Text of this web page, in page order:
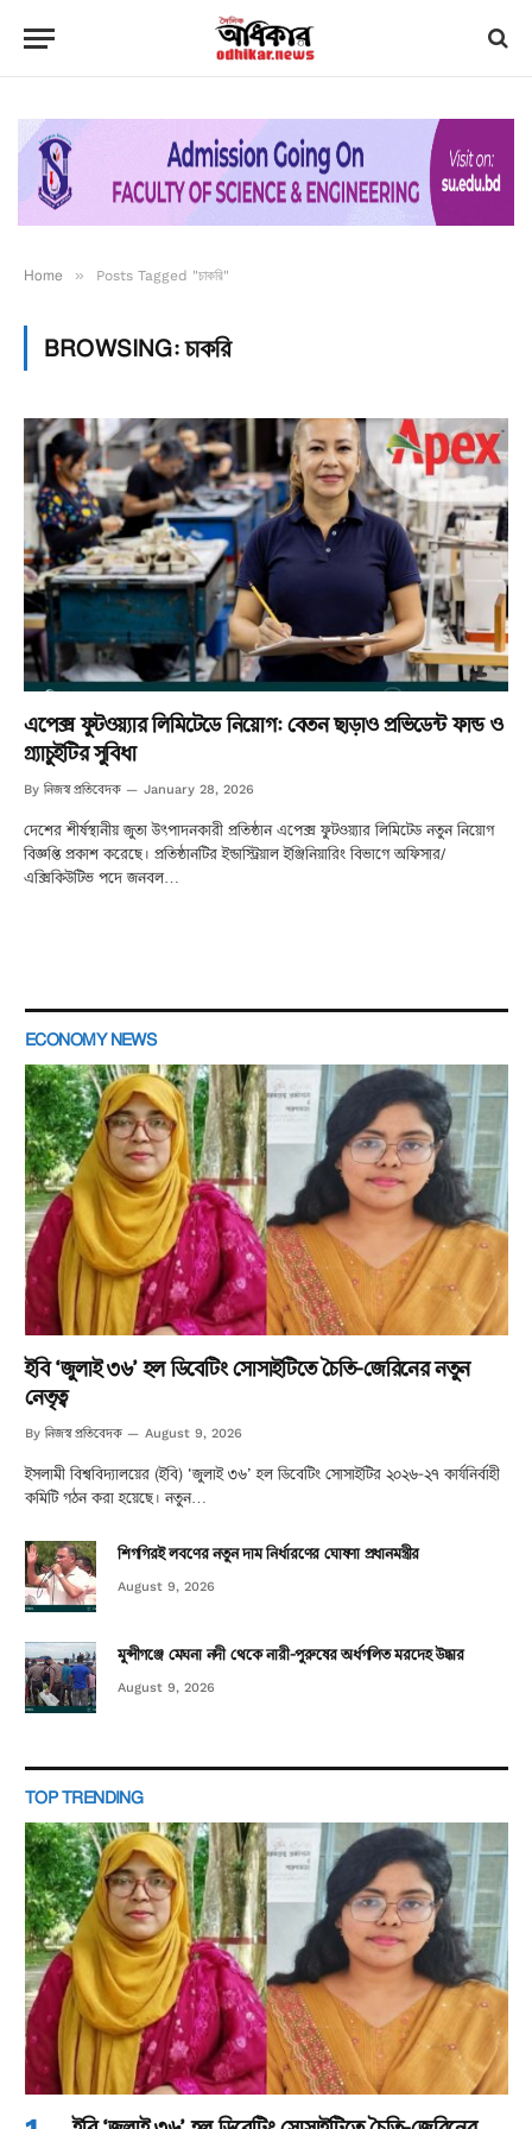
Home » Posts Tagged "চাকরি"
BROWSING:চাকরি
এপেক্স ফুটওয়্যার লিমিটেডে নিয়োগ: বেতন ছাড়াও প্রভিডেন্ট ফান্ড ও
গ্র্যাচুইটির সুবিধা
By নিজস্ব প্রতিবেদক January 28, 2026
দেশের শীর্ষস্থানীয় জুতা উৎপাদনকারী প্রতিষ্ঠান এপেক্স ফুটওয়্যার লিমিটেড নতুন নিয়োগ
বিজ্ঞপ্তি প্রকাশ করেছে। প্রতিষ্ঠানটির ইন্ডাস্ট্রিয়াল ইঞ্জিনিয়ারিং বিভাগে অফিসার/
এক্সিকিউটিভ পদে জনবল…
ECONOMY NEWS
ইবি ‘জুলাই ৩৬’ হল ডিবেটিং সোসাইটিতে চৈতি-জেরিনের নতুন
নেতৃত্ব
By নিজস্ব প্রতিবেদক August 9, 2026
ইসলামী বিশ্ববিদ্যালয়ের (ইবি) ‘জুলাই ৩৬’ হল ডিবেটিং সোসাইটির ২০২৬-২৭ কার্যনির্বাহী
কমিটি গঠন করা হয়েছে। নতুন…
শিগগিরই লবণের নতুন দাম নির্ধারণের ঘোষণা প্রধানমন্ত্রীর
August 9, 2026
মুন্সীগঞ্জে মেঘনা নদী থেকে নারী-পুরুষের অর্ধগলিত মরদেহ উদ্ধার
August 9, 2026
TOP TRENDING